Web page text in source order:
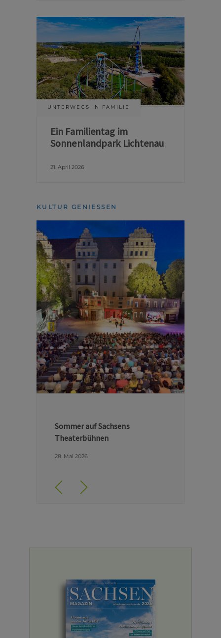
UNTERWEGS IN FAMILIE
Ein Familientag im
Sonnenlandpark Lichtenau
21. April 2026
KULTUR GENIESSEN
Hinter den Kulissen der Dresdner
Semperoper
29. April 2026